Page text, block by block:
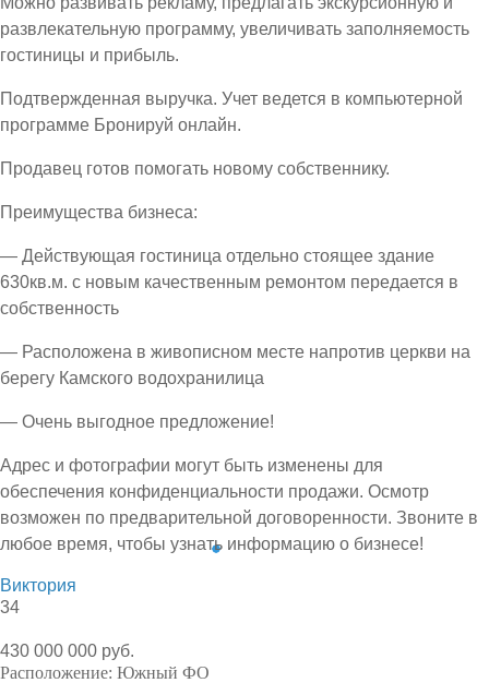
развлекательную программу, увеличивать заполняемость
гостиницы и прибыль.
Подтвержденная выручка. Учет ведется в компьютерной
программе Бронируй онлайн.
Продавец готов помогать новому собственнику.
Преимущества бизнеса:
— Действующая гостиница отдельно стоящее здание
630кв.м. с новым качественным ремонтом передается в
собственность
— Расположена в живописном месте напротив церкви на
берегу Камского водохранилица
— Очень выгодное предложение!
Адрес и фотографии могут быть изменены для
обеспечения конфиденциальности продажи. Осмотр
возможен по предварительной договоренности. Звоните в
любое время, чтобы узнать информацию о бизнесе!
Виктория
34
430 000 000 руб.
Расположение: Южный ФО